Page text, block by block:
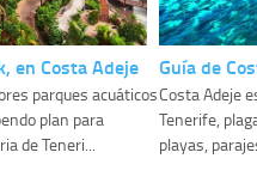
en Costa Adeje
parques acuáticos
plan para
de Teneri...
Guía de
Costa Adeje
Tenerife,
playas,